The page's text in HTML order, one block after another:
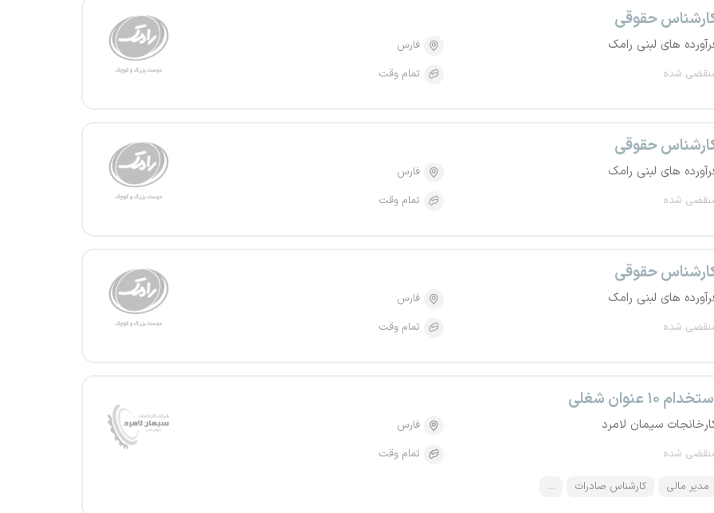
حقوقی
های لبنی رامک
شده
فارس
تمام وقت
حقوقی
های لبنی رامک
شده
فارس
تمام وقت
حقوقی
های لبنی رامک
شده
فارس
تمام وقت
۱۰ عنوان شغلی
سیمان لامرد
شده
فارس
تمام وقت
مدیر مالی کارشناس صادرات ...